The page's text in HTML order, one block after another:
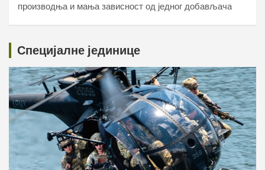
производња и мања зависност од једног добављача
Специјалне јединице